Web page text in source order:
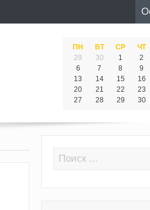
ПН ВТ СР ЧТ
29
30 1 2
6
7 8 9
13
14 15 16
20
21 22 23
27
28 29 30